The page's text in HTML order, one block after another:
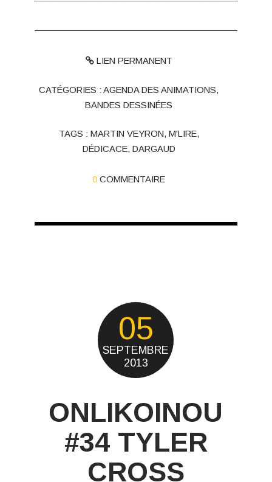
LIEN PERMANENT
CATÉGORIES :AGENDA DES ANIMATIONS,
BANDES DESSINÉES
TAGS : MARTIN VEYRON, M'LIRE,
DÉDICACE, DARGAUD
0 COMMENTAIRE
05
SEPTEMBRE
2013
ONLIKOINOU
#34 TYLER
CROSS